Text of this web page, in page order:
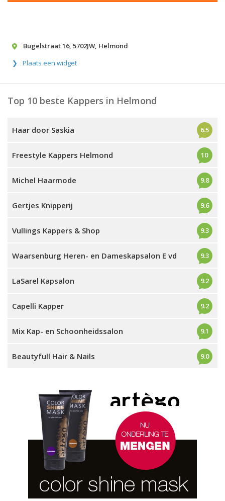
Bugelstraat 16, 5702JW, Helmond
Plaats een widget
Top 10 beste Kappers in Helmond
Haar door Saskia 6.5
Freestyle Kappers Helmond 10
Michel Haarmode 9.8
Gertjes Knipperij 9.6
Vullings Kappers & Shop 9.3
Waarsenburg Heren- en Dameskapsalon E vd 9.3
LaSarel Kapsalon 9.2
Capelli Kapper 9.2
Mix Kap- en Schoonheidssalon 9.1
Beautyfull Hair & Nails 9.0